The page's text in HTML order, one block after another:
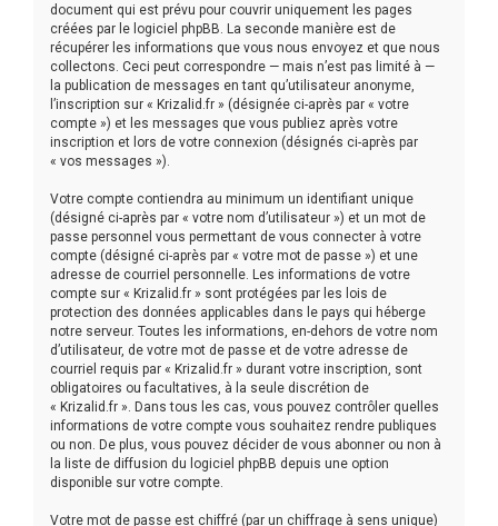
document qui est prévu pour couvrir uniquement les pages
créées par le logiciel phpBB. La seconde manière est de
récupérer les informations que vous nous envoyez et que nous
collectons. Ceci peut correspondre — mais n’est pas limité à —
la publication de messages en tant qu’utilisateur anonyme,
l’inscription sur « Krizalid.fr » (désignée ci-après par « votre
compte ») et les messages que vous publiez après votre
inscription et lors de votre connexion (désignés ci-après par
« vos messages »).
Votre compte contiendra au minimum un identifiant unique
(désigné ci-après par « votre nom d’utilisateur ») et un mot de
passe personnel vous permettant de vous connecter à votre
compte (désigné ci-après par « votre mot de passe ») et une
adresse de courriel personnelle. Les informations de votre
compte sur « Krizalid.fr » sont protégées par les lois de
protection des données applicables dans le pays qui héberge
notre serveur. Toutes les informations, en-dehors de votre nom
d’utilisateur, de votre mot de passe et de votre adresse de
courriel requis par « Krizalid.fr » durant votre inscription, sont
obligatoires ou facultatives, à la seule discrétion de
« Krizalid.fr ». Dans tous les cas, vous pouvez contrôler quelles
informations de votre compte vous souhaitez rendre publiques
ou non. De plus, vous pouvez décider de vous abonner ou non à
la liste de diffusion du logiciel phpBB depuis une option
disponible sur votre compte.
Votre mot de passe est chiffré (par un chiffrage à sens unique)